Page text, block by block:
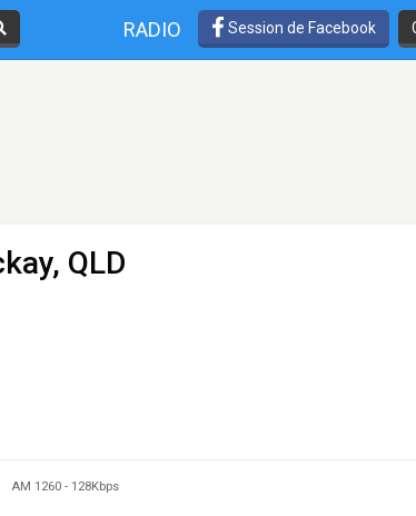
RADIO Session de Facebook
QLD
AM 1260 - 128Kbps